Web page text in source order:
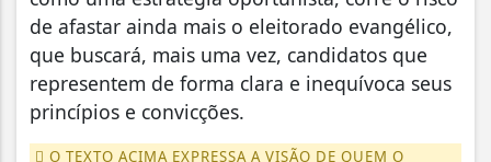
de afastar ainda mais o eleitorado evangélico,
que buscará, mais uma vez, candidatos que
representem de forma clara e inequívoca seus
princípios e convicções.
O TEXTO ACIMA EXPRESSA A VISÃO DE QUEM O